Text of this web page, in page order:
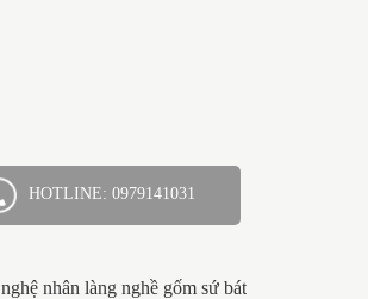
HOTLINE: 0979141031
nhân làng nghề gốm sứ bát